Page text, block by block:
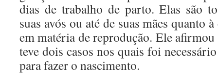
dias de trabalho de parto. Elas são
suas avós ou até de suas mães quanto
em matéria de reprodução. Ele afirmou
teve dois casos nos quais foi
para fazer o nascimento.